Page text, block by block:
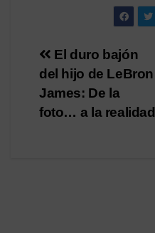
Navegación
de
entradas
El duro bajón
del hijo de LeBron
James: De la
foto… a la realidad